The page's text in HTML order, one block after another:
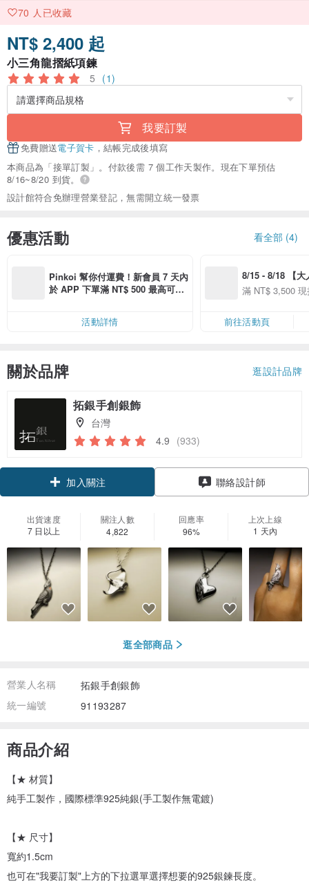
70 人已收藏
NT$ 2,400 起
小三角龍摺紙項鍊
5 (1)
我要訂製
免費贈送電子賀卡 ，結帳完成後填寫
本商品為「接單訂製」。付款後需 7 個工作天製作。現在下單預估
8/16~8/20 到貨。
設計館符合免辦理營業登記，無需開立統一發票
優惠活動 看全部 (4)
Pinkoi 幫你付運費！新會員 7 天內
於 APP 下單滿 NT$ 500 最高可折
活動詳情
8/15 - 8/18 【大
季】滿
滿 NT$ 3,500
前往活動頁
關於品牌 逛設計品牌
拓銀手創銀飾
台灣
4.9 (933)
加入關注 聯絡設計師
出貨速度
7 日以上
關注人數
4,822
回應率
96%
上次上線
1 天內
逛全部商品
營業人名稱
拓銀手創銀飾
統一編號
91193287
商品介紹
【★ 材質】
純手工製作，國際標準925純銀(手工製作無電鍍)
【★ 尺寸】
寬約1.5cm
也可在"我要訂製"上方的下拉選單選擇想要的925銀鍊長度。